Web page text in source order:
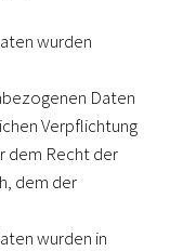
wurden
Daten
Verpflichtung
dem Recht der
dem der
wurden in